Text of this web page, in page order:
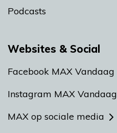
Podcasts
Websites & Social
Facebook MAX Vandaag
Instagram MAX Vandaag
MAX op sociale media